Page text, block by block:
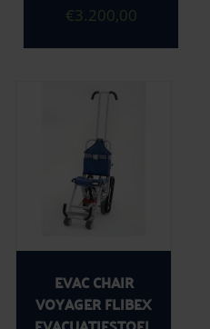
€3.200,00
EVAC CHAIR
VOYAGER FLIBEX